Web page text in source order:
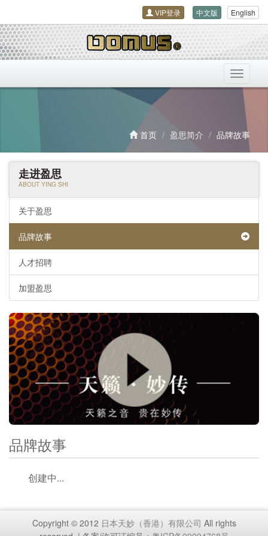
VIP登录 中文版 English
导
航
开
首页
盈思简介 品牌故事
走进盈思
ABOUT YING SHI
关于盈思
品牌故事
人才招聘
加盟盈思
品牌故事
创建中...
Copyright © 2012 日本天妙（香港）有限公司 All rights